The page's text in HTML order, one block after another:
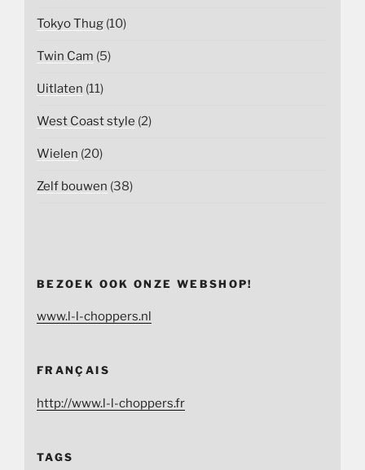
Tokyo Thug (10)
Twin Cam (5)
Uitlaten (11)
West Coast style (2)
Wielen (20)
Zelf bouwen (38)
BEZOEK OOK ONZE WEBSHOP!
www.l-l-choppers.nl
FRANÇAIS
http://www.l-l-choppers.fr
TAGS